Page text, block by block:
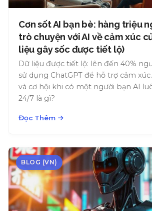
Cơn sốt AI bạn bè: hàng triệu
trò chuyện với AI về cảm xúc
liệu gây sốc được tiết lộ)
Dữ liệu được tiết lộ: lên đến 40%
sử dụng ChatGPT để hỗ trợ cảm
và cơ hội khi có một người bạn AI
24/7 là gì?
Đọc Thêm
BLOG (VN)